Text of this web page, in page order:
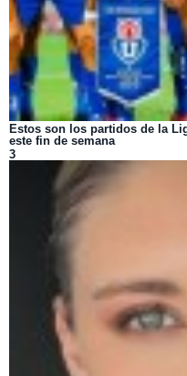
Estos son los partidos de la
este fin de semana
3